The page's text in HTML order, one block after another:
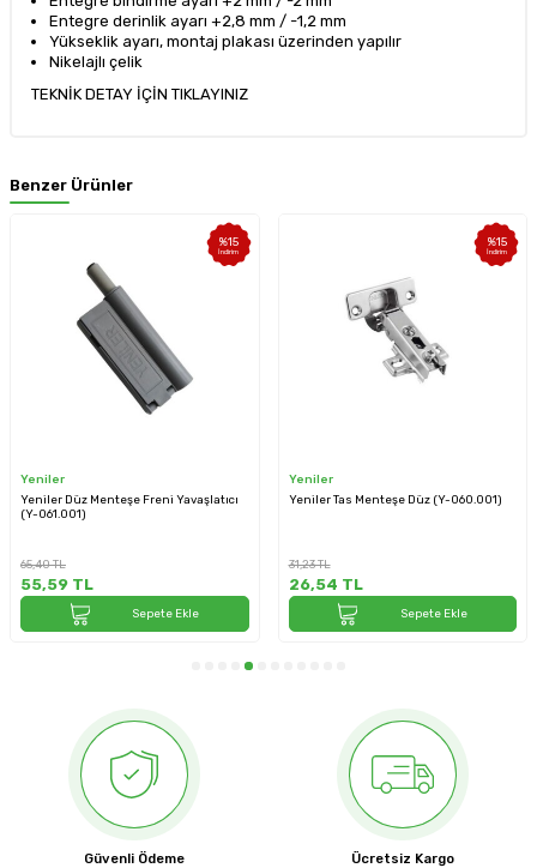
Entegre derinlik ayarı +2,8 mm / -1,2 mm
Yükseklik ayarı, montaj plakası üzerinden yapılır
Nikelajlı çelik
TEKNİK DETAY İÇİN TIKLAYINIZ
Benzer Ürünler
Düz Menteşe Freni Yavaşlatıcı
TL
Sepete Ekle
Yeniler Tas Menteşe Düz (Y-060.001)
TL
Sepete Ekle
Blum
Güvenli Ödeme Ücretsiz Kargo